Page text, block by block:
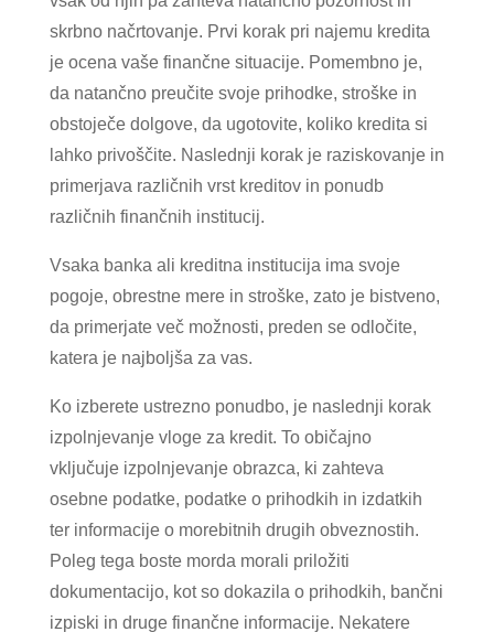
skrbno načrtovanje. Prvi korak pri najemu kredita
je ocena vaše finančne situacije. Pomembno je,
da natančno preučite svoje prihodke, stroške in
obstoječe dolgove, da ugotovite, koliko kredita si
lahko privoščite. Naslednji korak je raziskovanje in
primerjava različnih vrst kreditov in ponudb
različnih finančnih institucij.
Vsaka banka ali kreditna institucija ima svoje
pogoje, obrestne mere in stroške, zato je bistveno,
da primerjate več možnosti, preden se odločite,
katera je najboljša za vas.
Ko izberete ustrezno ponudbo, je naslednji korak
izpolnjevanje vloge za kredit. To običajno
vključuje izpolnjevanje obrazca, ki zahteva
osebne podatke, podatke o prihodkih in izdatkih
ter informacije o morebitnih drugih obveznostih.
Poleg tega boste morda morali priložiti
dokumentacijo, kot so dokazila o prihodkih, bančni
izpiski in druge finančne informacije. Nekatere